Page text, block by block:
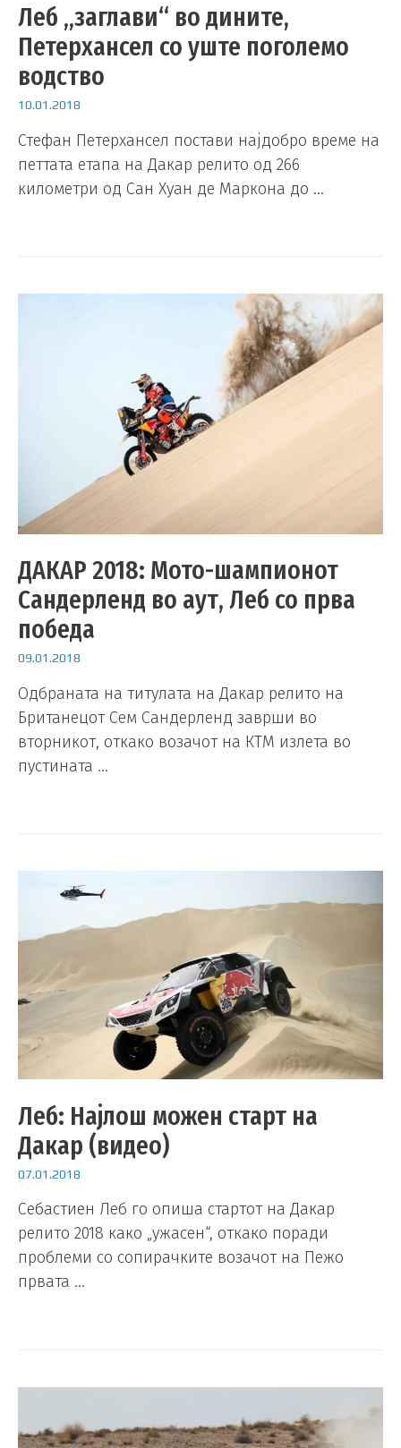
Леб „заглави“ во дините,
Петерхансел со уште поголемо
водство
10.01.2018
Стефан Петерхансел постави најдобро време на
петтата етапа на Дакар релито од 266
километри од Сан Хуан де Маркона до …
ДАКАР 2018: Мото-шампионот
Сандерленд во аут, Леб со прва
победа
09.01.2018
Одбраната на титулата на Дакар релито на
Британецот Сем Сандерленд заврши во
вторникот, откако возачот на КТМ излета во
пустината …
Леб: Најлош можен старт на
Дакар (видео)
07.01.2018
Себастиен Леб го опиша стартот на Дакар
релито 2018 како „ужасен“, откако поради
проблеми со сопирачките возачот на Пежо
првата …